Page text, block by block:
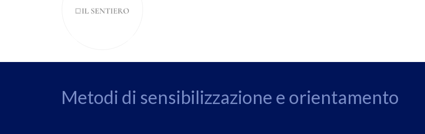
Metodi di sensibilizzazione e orientamento